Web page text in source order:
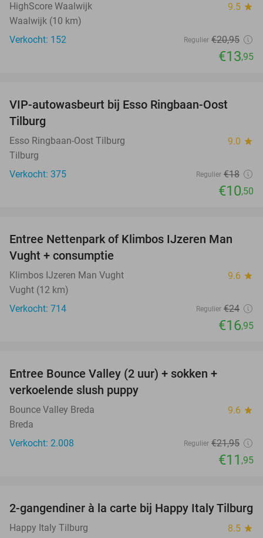
HighScore Waalwijk 9.5 star
Waalwijk (10 km)
Verkocht: 152
Regulier €20,95
€13,95
42%
VIP-autowasbeurt bij Esso Ringbaan-Oost
Tilburg
Esso Ringbaan-Oost Tilburg 9.0 star
Tilburg
Verkocht: 375
Regulier €18
€10,50
29%
Entree Nettenpark of Klimbos IJzeren Man
Vught + consumptie
Klimbos IJzeren Man Vught 9.6 star
Vught (12 km)
Verkocht: 714
Regulier €24
€16,95
Entree Bounce Valley (2 uur) + sokken +
verkoelende slush puppy
Bounce Valley Breda 9.6 star
Breda
Verkocht: 2.008
Regulier €21,95
€11 ,95
35%
2-gangendiner à la carte bij Happy Italy Tilburg
Happy Italy Tilburg 8.5 star